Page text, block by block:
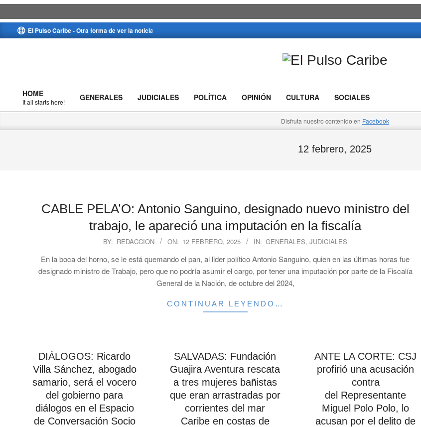
to
El Pulso Caribe - Otra forma de ver la noticia
Caribe
Primary
Navigation
HOME
It all starts here! GENERALES JUDICIALES POLÍTICA OPINIÓN CULTURA SOCIALES
Disfruta nuestro contenido en Facebook
12 febrero, 2025
CABLE PELA’O: Antonio Sanguino, designado nuevo ministro del
trabajo, le apareció una imputación en la fiscalía
BY: REDACCION ON: 12 FEBRERO, 2025 IN: GENERALES, JUDICIALES
En la boca del horno, se le está quemando el pan, al lider político Antonio Sanguino, quien en las últimas horas fue
designado ministro de Trabajo, pero que no podría asumir el cargo, por tener una imputación por parte de la Fiscalía
General de la Nación, de octubre del 2024,
CONTINUAR LEYENDO…
DIÁLOGOS: Ricardo
Villa Sánchez, abogado
samario, será el vocero
del gobierno para
diálogos en el Espacio
de Conversación Socio
SALVADAS: Fundación
Guajira Aventura rescata
a tres mujeres bañistas
que eran arrastradas por
corrientes del mar
Caribe en costas de
ANTE LA CORTE: CSJ
profirió una acusación
contra
del Representante
Miguel Polo Polo, lo
acusan por el delito de